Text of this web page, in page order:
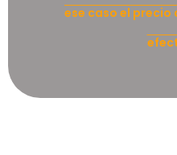
ese caso el precio